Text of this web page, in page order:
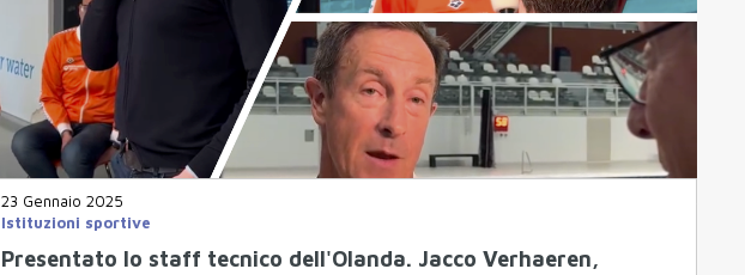
23 Gennaio 2025
Istituzioni sportive
Presentato lo staff tecnico dell'Olanda. Jacco Verhaeren,